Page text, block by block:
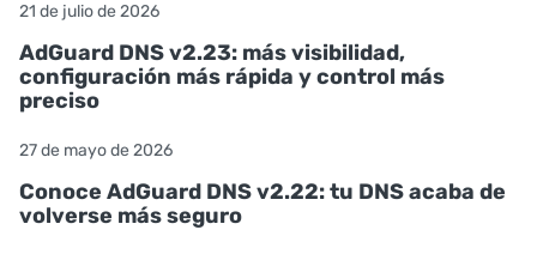
21 de julio de 2026
AdGuard DNS v2.23: más visibilidad,
configuración más rápida y control más
preciso
27 de mayo de 2026
Conoce AdGuard DNS v2.22: tu DNS acaba de
volverse más seguro